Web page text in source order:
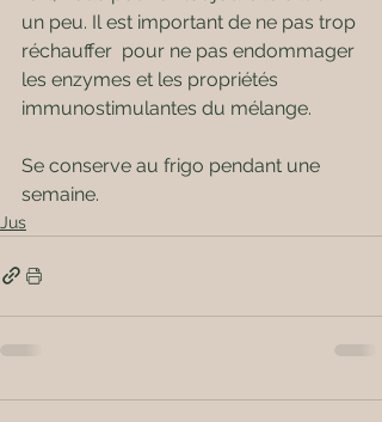
un peu. Il est important de ne pas trop
réchauffer  pour ne pas endommager
les enzymes et les propriétés
immunostimulantes du mélange.
Se conserve au frigo pendant une
semaine.
Jus